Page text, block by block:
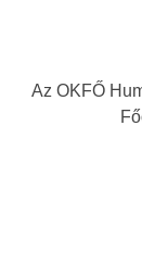
igazolható
vagy
Az OKFŐ